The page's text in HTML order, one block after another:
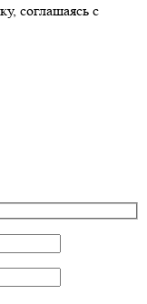
соглашаясь с